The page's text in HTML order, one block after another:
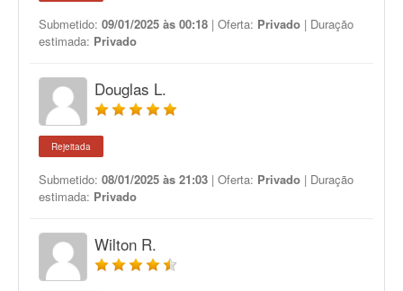
Submetido: 09/01/2025 às 00:18 | Oferta: Privado | Duração
estimada: Privado
Douglas L.
Rejeitada
Submetido: 08/01/2025 às 21:03 | Oferta: Privado | Duração
estimada: Privado
Wilton R.